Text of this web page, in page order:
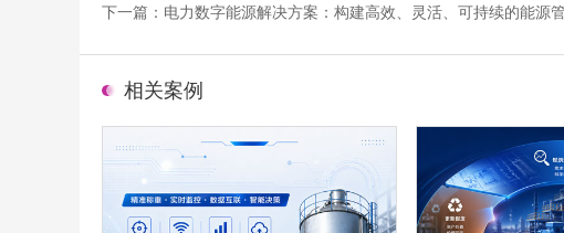
下一篇： 电力数字能源解决方案：构建高效、灵活、可持续的能源
相关案例